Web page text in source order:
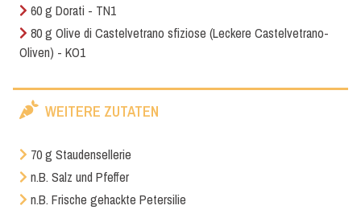
60 g Dorati - TN1
80 g Olive di Castelvetrano sfiziose (Leckere Castelvetrano-
Oliven) - KO1
WEITERE ZUTATEN
70 g Staudensellerie
n.B. Salz und Pfeffer
n.B. Frische gehackte Petersilie